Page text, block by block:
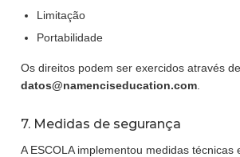
Limitação
Portabilidade
Os direitos podem ser exercidos através de
datos@namenciseducation.com
7. Medidas de segurança
A ESCOLA implementou medidas técnicas